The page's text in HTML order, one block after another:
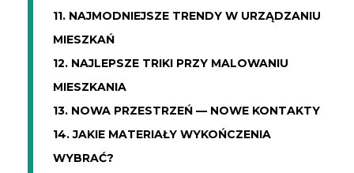
11. NAJMODNIEJSZE TRENDY W URZĄDZANIU
MIESZKAŃ
12. NAJLEPSZE TRIKI PRZY MALOWANIU
MIESZKANIA
13. NOWA PRZESTRZEŃ — NOWE KONTAKTY
14. JAKIE MATERIAŁY WYKOŃCZENIA
WYBRAĆ?